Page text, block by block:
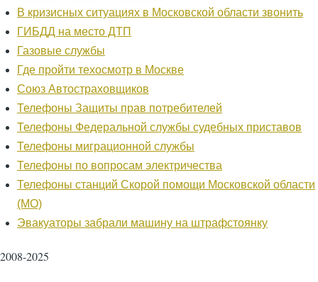
В кризисных ситуациях в Московской области звонить
ГИБДД на место ДТП
Газовые службы
Где пройти техосмотр в Москве
Союз Автостраховщиков
Телефоны Защиты прав потребителей
Телефоны Федеральной службы судебных приставов
Телефоны миграционной службы
Телефоны по вопросам электричества
Телефоны станций Скорой помощи Московской области
(МО)
Эвакуаторы забрали машину на штрафстоянку
2008-2025